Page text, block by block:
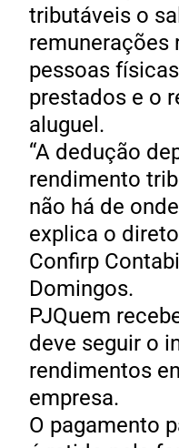
tributáveis o
remunerações
pessoas
prestados e o
aluguel.
“A dedução
rendimento
não há de
explica o
Confirp
Domingos.
PJQuem
deve seguir o
rendimentos
empresa.
O pagamento